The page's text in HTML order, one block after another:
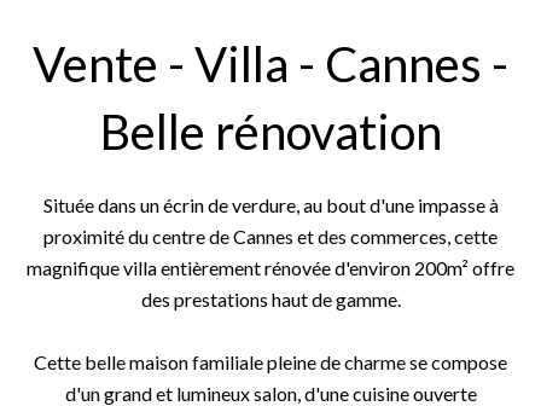
Vente - Villa - Cannes -
Belle rénovation
Située dans un écrin de verdure, au bout d'une impasse à
proximité du centre de Cannes et des commerces, cette
magnifique villa entièrement rénovée d'environ 200m² offre
des prestations haut de gamme.
Cette belle maison familiale pleine de charme se compose
d'un grand et lumineux salon, d'une cuisine ouverte